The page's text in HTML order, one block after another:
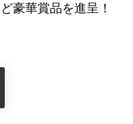
豪華賞品を進呈！